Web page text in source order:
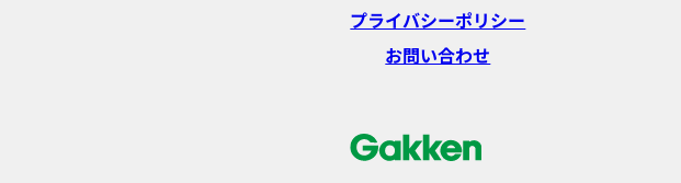
プライバシーポリシー
お問い合わせ